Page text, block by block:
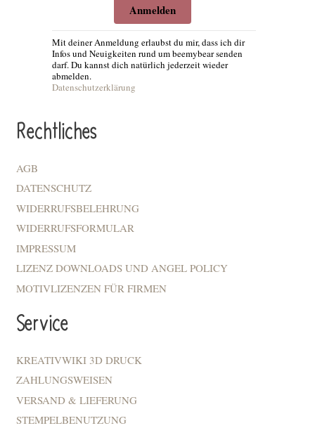
Anmelden
Mit deiner Anmeldung erlaubst du mir, dass ich dir
Infos und Neuigkeiten rund um beemybear senden
darf. Du kannst dich natürlich jederzeit wieder
abmelden.
Datenschutzerklärung
Rechtliches
AGB
DATENSCHUTZ
WIDERRUFSBELEHRUNG
WIDERRUFSFORMULAR
IMPRESSUM
LIZENZ DOWNLOADS UND ANGEL POLICY
MOTIVLIZENZEN FÜR FIRMEN
Service
KREATIVWIKI 3D DRUCK
ZAHLUNGSWEISEN
VERSAND & LIEFERUNG
STEMPELBENUTZUNG